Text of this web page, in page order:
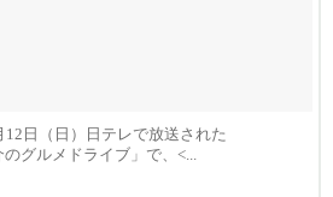
日（日）日テレで放送された
のグルメドライブ」で、<...